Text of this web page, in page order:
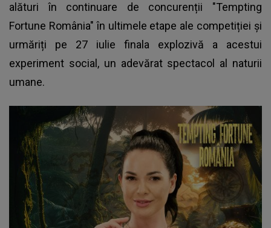
alături în continuare de concurenții "Tempting
Fortune România" în ultimele etape ale competiției și
urmăriți pe 27 iulie finala explozivă a acestui
experiment social, un adevărat spectacol al naturii
umane.